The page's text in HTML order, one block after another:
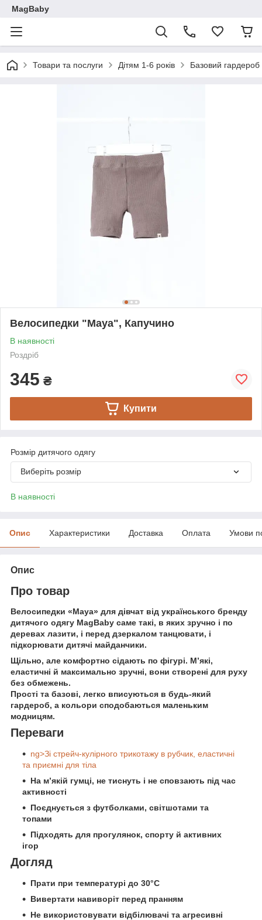
MagBaby
Товари та послуги Дітям 1-6 років Базовий гардероб
Велосипедки "Maya", Капучино
В наявності
Роздріб
345 ₴
Купити
Розмір дитячого одягу
Виберіть розмір
В наявності
Опис Характеристики Доставка Оплата Умови
Опис
Про товар
Велосипедки «Maya» для дівчат від українського бренду
дитячого одягу MagBaby саме такі, в яких зручно і по
деревах лазити, і перед дзеркалом танцювати, і
підкорювати дитячі майданчики.
Щільно, але комфортно сідають по фігурі. М’які,
еластичні й максимально зручні, вони створені для руху
без обмежень.
Прості та базові, легко вписуються в будь-який
гардероб, а кольори сподобаються маленьким
модницям.
Переваги
ng>Зі стрейч-кулірного трикотажу в рубчик, еластичні
та приємні для тіла
На м’якій гумці, не тиснуть і не сповзають під час
активності
Поєднується з футболками, світшотами та
топами
Підходять для прогулянок, спорту й активних
ігор
Догляд
Прати при температурі до 30°C
Вивертати навиворіт перед пранням
Не використовувати відбілювачі та агресивні